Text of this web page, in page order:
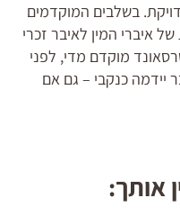
בשלבים המוקדמים
איברי המין לאיבר זכרי
מוקדם מדי, לפני
יידמה כנקבי – גם אם
אותך: